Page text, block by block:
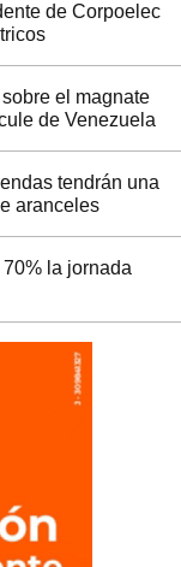
de Corpoelec
el magnate
de Venezuela
tendrán una
aranceles
la jornada